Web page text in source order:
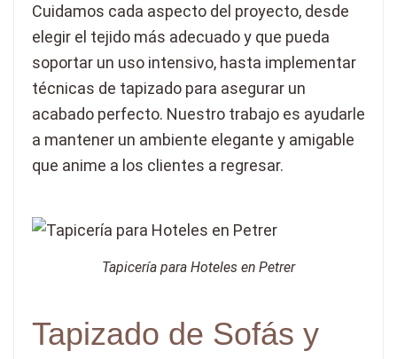
Cuidamos cada aspecto del proyecto, desde
elegir el tejido más adecuado y que pueda
soportar un uso intensivo, hasta implementar
técnicas de tapizado para asegurar un
acabado perfecto. Nuestro trabajo es ayudarle
a mantener un ambiente elegante y amigable
que anime a los clientes a regresar.
Tapicería para Hoteles en Petrer
Tapizado de Sofás y